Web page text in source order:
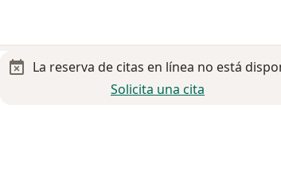
La reserva de citas en línea no está
Solicita una cita